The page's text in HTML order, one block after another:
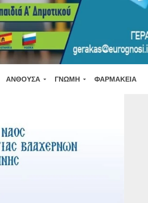
ΑΝΘΟΎΣΑ ΓΝΏΜΗ ΦΑΡΜΑΚΕΊΑ